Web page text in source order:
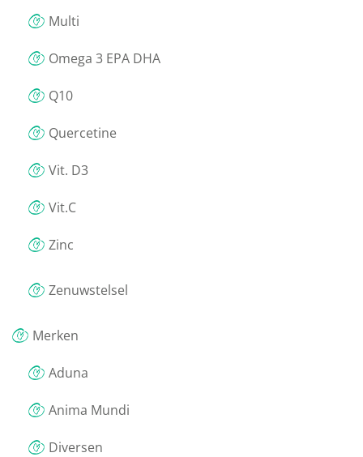
Multi
Omega 3 EPA DHA
Q10
Quercetine
Vit. D3
Vit.C
Zinc
Zenuwstelsel
Merken
Aduna
Anima Mundi
Diversen